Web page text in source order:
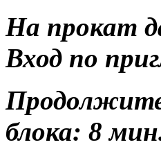
На прокат
Вход по
блока: 8